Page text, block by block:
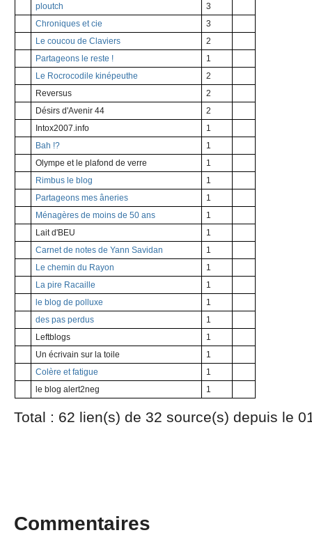
ploutch
3
Chroniques et cie
3
Le coucou de Claviers
2
Partageons le reste !
1
Le Rocrocodile kinépeuthe
2
Reversus
2
Désirs d'Avenir 44
2
Intox2007.info
1
Bah !?
1
Olympe et le plafond de verre
1
Rimbus le blog
1
Partageons mes âneries
1
Ménagères de moins de 50 ans
1
Lait d'BEU
1
Carnet de notes de Yann Savidan
1
Le chemin du Rayon
1
La pire Racaille
1
le blog de polluxe
1
des pas perdus
1
Leftblogs
1
Un écrivain sur la toile
1
Colère et fatigue
1
le blog alert2neg
1
Total : 62 lien(s) de 32 source(s) depuis le
Commentaires